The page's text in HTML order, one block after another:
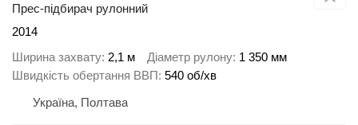
Прес-підбирач рулонний
2014
Ширина захвату 2,1 м Діаметр рулону 1 350 мм
Швидкість обертання ВВП 540 об/хв
Україна, Полтава